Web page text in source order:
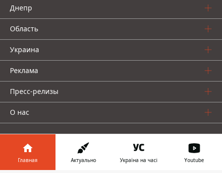
Днепр
Область
Украина
Реклама
Пресс-релизы
О нас
Главная Актуально Україна на часі Youtube